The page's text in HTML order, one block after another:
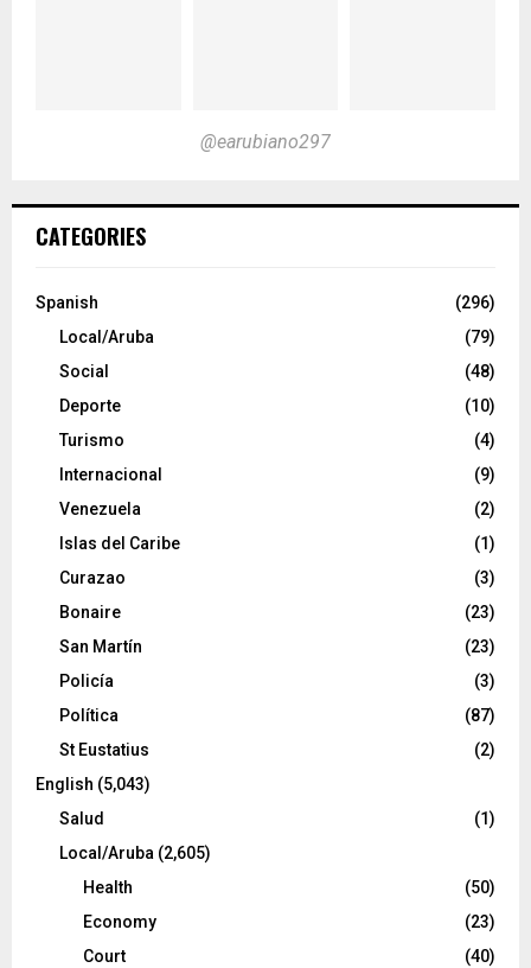
@earubiano297
CATEGORIES
Spanish
(296)
Local/Aruba
(79)
Social
(48)
Deporte
(10)
Turismo
(4)
Internacional
(9)
Venezuela
(2)
Islas del Caribe
(1)
Curazao
(3)
Bonaire
(23)
San Martín
(23)
Policía
(3)
Política
(87)
St Eustatius
(2)
English (5,043)
Salud
(1)
Local/Aruba (2,605)
Health
(50)
Economy
(23)
Court
(40)